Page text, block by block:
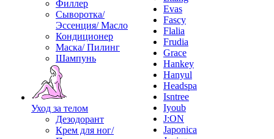
Филлер
Сыворотка/
Эссенция/ Масло
Кондиционер
Маска/ Пилинг
Шампунь
Уход за телом
Дезодорант
Крем для ног/
Evas
Fascy
Flalia
Frudia
Grace
Hankey
Hanyul
Headspa
Isntree
Iyoub
J:ON
Japonica